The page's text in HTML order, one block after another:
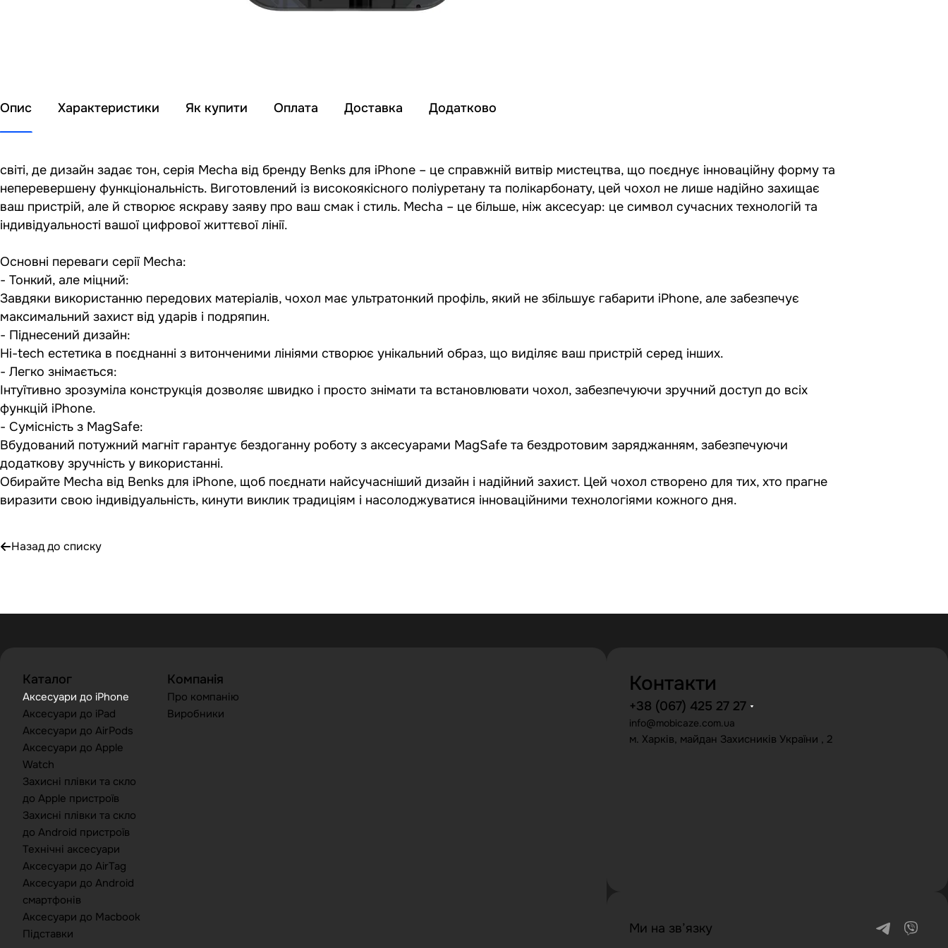
Опис Характеристики Як купити Оплата Доставка Додатково
світі, де дизайн задає тон, серія Mecha від бренду Benks для iPhone – це справжній витвір мистецтва, що поєднує інноваційну форму та
неперевершену функціональність. Виготовлений із високоякісного поліуретану та полікарбонату, цей чохол не лише надійно захищає
ваш пристрій, але й створює яскраву заяву про ваш смак і стиль. Mecha – це більше, ніж аксесуар: це символ сучасних технологій та
індивідуальності вашої цифрової життєвої лінії.
Основні переваги серії Mecha:
- Тонкий, але міцний:
Завдяки використанню передових матеріалів, чохол має ультратонкий профіль, який не збільшує габарити iPhone, але забезпечує
максимальний захист від ударів і подряпин.
- Піднесений дизайн:
Hi-tech естетика в поєднанні з витонченими лініями створює унікальний образ, що виділяє ваш пристрій серед інших.
- Легко знімається:
Інтуїтивно зрозуміла конструкція дозволяє швидко і просто знімати та встановлювати чохол, забезпечуючи зручний доступ до всіх
функцій iPhone.
- Сумісність з MagSafe:
Вбудований потужний магніт гарантує бездоганну роботу з аксесуарами MagSafe та бездротовим заряджанням, забезпечуючи
додаткову зручність у використанні.
Обирайте Mecha від Benks для iPhone, щоб поєднати найсучасніший дизайн і надійний захист. Цей чохол створено для тих, хто прагне
виразити свою індивідуальність, кинути виклик традиціям і насолоджуватися інноваційними технологіями кожного дня.
Назад до списку
Каталог
Аксесуари до iPhone
Аксесуари до iPad
Аксесуари до AirPods
Аксесуари до Apple
Watch
Захисні плівки та скло
до Apple пристроїв
Захисні плівки та скло
до Android пристроїв
Технічні аксесуари
Аксесуари до AirTag
Аксесуари до Android
смартфонів
Аксесуари до Macbook
Підставки
Компанія
Про компанію
Виробники
Контакти
+38 (067) 425 27 27
info@mobicaze.com.ua
м. Харків, майдан Захисників України , 2
Ми на зв’язку